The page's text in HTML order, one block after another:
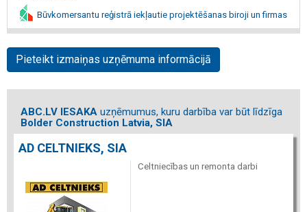
Būvkomersantu reģistrā iekļautie projektēšanas biroji un firmas
Pieteikt izmaiņas uzņēmuma informācijā
ABC.LV IESAKA uzņēmumus, kuru darbība var būt līdzīga
Bolder Construction Latvia, SIA
AD CELTNIEKS, SIA
Celtniecības un remonta darbi